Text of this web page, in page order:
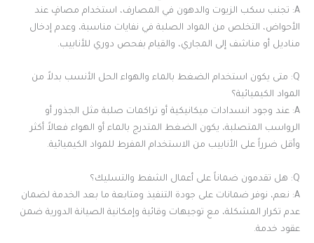
A: تجنب سكب الزيوت والدهون في المصارف، استخدام مصافٍ عند
الأحواض، التخلص من المواد الصلبة في نفايات مناسبة، وعدم إدخال
مناديل أو مناشف إلى المجاري، والقيام بفحص دوري للأنابيب.
Q: متى يكون استخدام الضغط بالماء والهواء الحل الأنسب بدلاً من
المواد الكيميائية؟
A: عند وجود انسدادات ميكانيكية أو تراكمات صلبة مثل الجذور أو
الرواسب المتصلبة، يكون الضغط المتدرج بالماء أو الهواء فعالاً أكثر
وأقل ضرراً على الأنابيب من الاستخدام المفرط للمواد الكيميائية.
Q: هل تقدمون ضماناً على أعمال الشفط والتسليك؟
A: نعم، نوفر ضمانات على جودة التنفيذ ومتابعة ما بعد الخدمة لضمان
عدم تكرار المشكلة، مع توجيهات وقائية وإمكانية الصيانة الدورية ضمن
عقود خدمة.